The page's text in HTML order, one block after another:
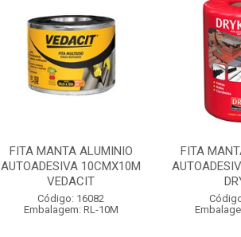
FITA MANTA ALUMINIO
AUTOADESIVA 10CMX10M
VEDACIT
Código: 16082
Embalagem: RL-10M
FITA